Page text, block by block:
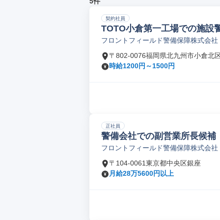
契約社員
TOTO小倉第一工場での施設
フロントフィールド警備保障株式会社
〒802-0076福岡県北九州市小倉北
時給1200円～1500円
正社員
警備会社での副営業所⻑候補
フロントフィールド警備保障株式会社
〒104-0061東京都中央区銀座
月給28万5600円以上